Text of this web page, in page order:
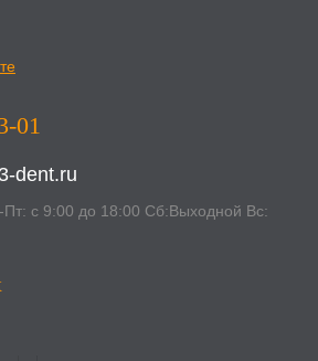
01
dent.ru
с 9:00 до 18:00 Сб:Выходной Вс: